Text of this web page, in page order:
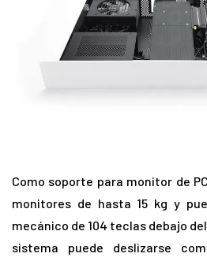
Como soporte para monitor de
monitores de hasta 15 kg y
mecánico de 104 teclas debajo
sistema puede deslizarse